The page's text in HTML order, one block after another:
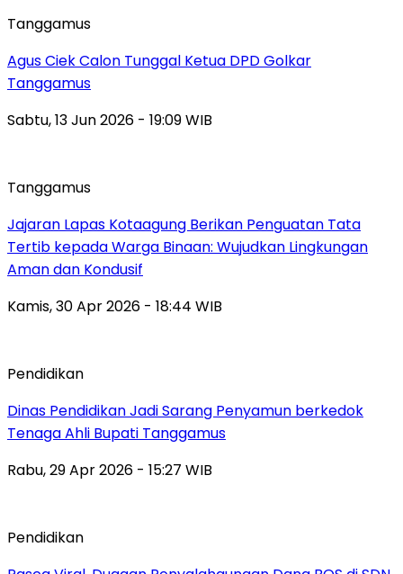
Tanggamus
Agus Ciek Calon Tunggal Ketua DPD Golkar
Tanggamus
Sabtu, 13 Jun 2026 - 19:09 WIB
Tanggamus
Jajaran Lapas Kotaagung Berikan Penguatan Tata
Tertib kepada Warga Binaan: Wujudkan Lingkungan
Aman dan Kondusif
Kamis, 30 Apr 2026 - 18:44 WIB
Pendidikan
Dinas Pendidikan Jadi Sarang Penyamun berkedok
Tenaga Ahli Bupati Tanggamus
Rabu, 29 Apr 2026 - 15:27 WIB
Pendidikan